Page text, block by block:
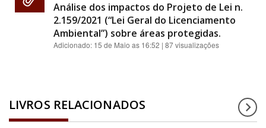
Análise dos impactos do Projeto de Lei n.
2.159/2021 (“Lei Geral do Licenciamento
Ambiental”) sobre áreas protegidas.
Adicionado: 15 de Maio as 16:52 | 87 visualizações
LIVROS RELACIONADOS